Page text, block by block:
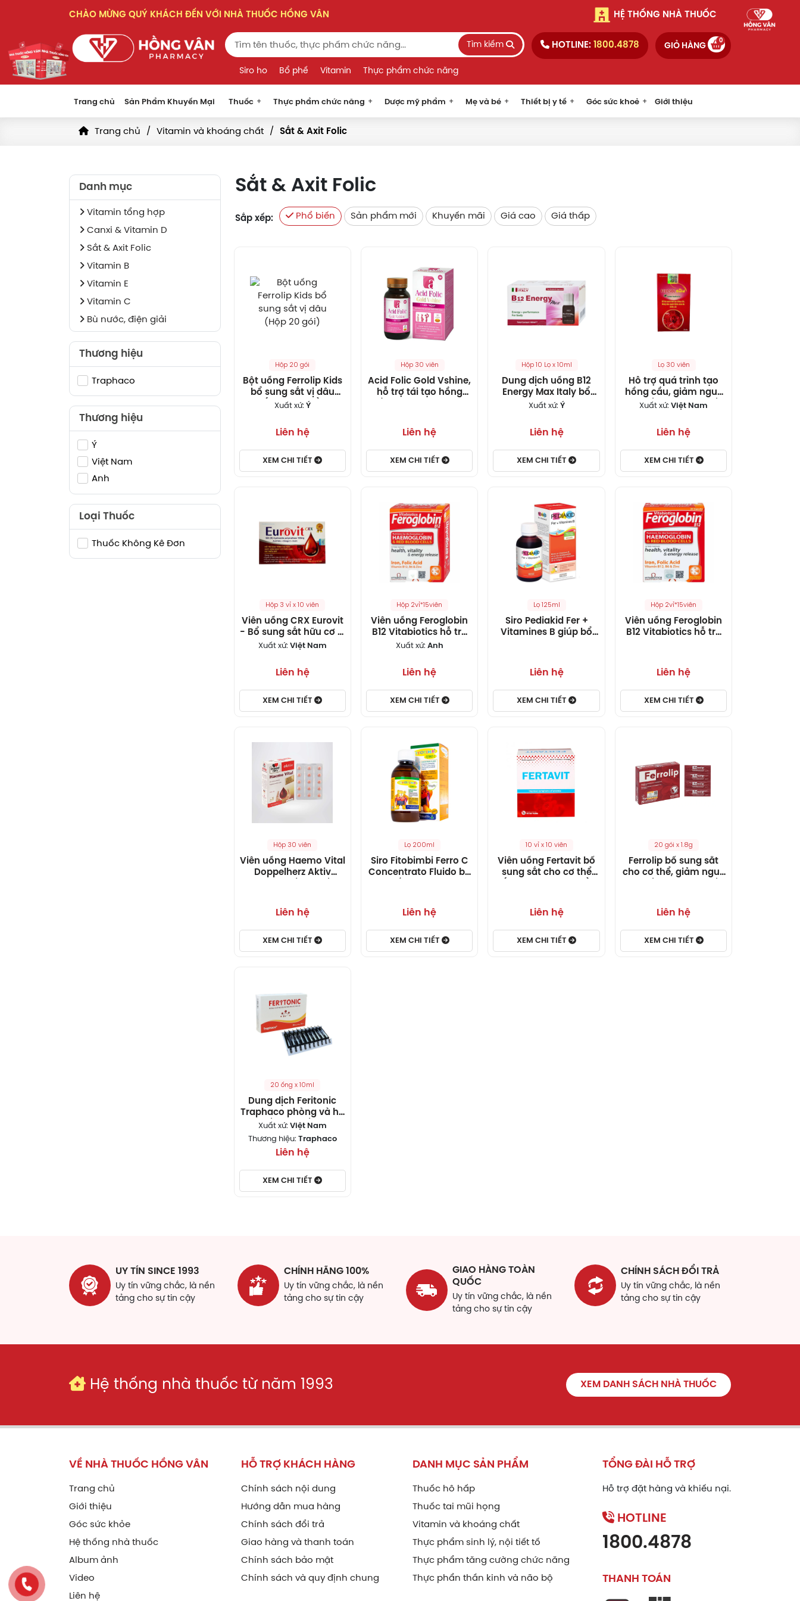
CHÀO MỪNG QUÝ KHÁCH ĐẾN VỚI NHÀ THUỐC HỒNG VÂN HỆ THỐNG NHÀ THUỐC
Tìm kiếm
Siro ho Bổ phế Vitamin Thực phẩm chức năng
HOTLINE: 1800.4878 GIỎ HÀNG
0
Trang chủ Sản Phẩm Khuyến Mại Thuốc Thực phẩm chức năng Dược mỹ phẩm Mẹ và bé Thiết bị y tế Góc sức khoẻ Giới thiệu
Trang chủ Vitamin và khoáng chất Sắt & Axit Folic
Sắt & Axit Folic
Sắp xếp: Phổ biến Sản phẩm mới Khuyến mãi Giá cao Giá thấp
Hộp 20 gói
Bột uống Ferrolip Kids
bổ sung sắt vị dâu
(Hộp 20 gói)
Xuất xứ: Ý
Liên hệ
XEM CHI TIẾT
Hộp 30 viên
Acid Folic Gold Vshine,
hỗ trợ tái tạo hồng
Liên hệ
XEM CHI TIẾT
Hộp 10 Lọ x 10ml
Dung dịch uống B12
Energy Max Italy bổ
sung acid amin và
(10 lọ x 10ml)
Xuất xứ: Ý
Liên hệ
XEM CHI TIẾT
Lọ 30 viên
Hỗ trợ quá trình tạo
hồng cầu, giảm nguy
cơ thiếu máu do thiếu
Xuất xứ: Việt Nam
Liên hệ
XEM CHI TIẾT
Hộp 3 vỉ x 10 viên
Viên uống CRX Eurovit
- Bổ sung sắt hữu cơ &
acid folic
Xuất xứ: Việt Nam
Liên hệ
XEM CHI TIẾT
Hộp 2vỉ*15viên
Viên uống Feroglobin
B12 Vitabiotics hỗ trợ
tăng khả năng tạo
khỏe (30 viên)
Xuất xứ: Anh
Liên hệ
XEM CHI TIẾT
Lọ 125ml
Siro Pediakid Fer +
Vitamines B giúp bổ
Liên hệ
XEM CHI TIẾT
Hộp 2vỉ*15viên
Viên uống Feroglobin
B12 Vitabiotics hỗ trợ
khỏe
Liên hệ
XEM CHI TIẾT
Hộp 30 viên
Viên uống Haemo Vital
Doppelherz Aktiv
x 15 viên)
Liên hệ
XEM CHI TIẾT
Lọ 200ml
Siro Fitobimbi Ferro C
Concentrato Fluido bổ
Liên hệ
XEM CHI TIẾT
10 vỉ x 10 viên
Viên uống Fertavit bổ
sung sắt cho cơ thể
Liên hệ
XEM CHI TIẾT
20 gói x 1.8g
Ferrolip bổ sung sắt
cho cơ thể, giảm nguy
Liên hệ
XEM CHI TIẾT
20 ống x 10ml
Dung dịch Feritonic
Traphaco phòng và hỗ
trợ điều trị thiếu máu
do thiếu sắt (20 ống x
10ml)
Xuất xứ: Việt Nam
Thương hiệu: Traphaco
Liên hệ
XEM CHI TIẾT
Danh mục
Vitamin tổng hợp
Canxi & Vitamin D
Sắt & Axit Folic
Vitamin B
Vitamin E
Vitamin C
Bù nước, điện giải
Thương hiệu
Traphaco
Thương hiệu
Ý
Việt Nam
Anh
Loại Thuốc
Thuốc Không Kê Đơn
UY TÍN SINCE 1993
Uy tín vững chắc, là nền
tảng cho sự tin cậy
CHÍNH HÃNG 100%
Uy tín vững chắc, là nền
tảng cho sự tin cậy
GIAO HÀNG TOÀN
QUỐC
Uy tín vững chắc, là nền
tảng cho sự tin cậy
CHÍNH SÁCH ĐỔI TRẢ
Uy tín vững chắc, là nền
tảng cho sự tin cậy
Hệ thống nhà thuốc từ năm 1993 XEM DANH SÁCH NHÀ THUỐC
VỀ NHÀ THUỐC HỒNG VÂN
Trang chủ
Giới thiệu
Góc sức khỏe
Hệ thống nhà thuốc
Album ảnh
Video
Liên hệ
HỖ TRỢ KHÁCH HÀNG
Chính sách nội dung
Hướng dẫn mua hàng
Chính sách đổi trả
Giao hàng và thanh toán
Chính sách bảo mật
Chính sách và quy định chung
DANH MỤC SẢN PHẨM
Thuốc hô hấp
Thuốc tai mũi họng
Vitamin và khoáng chất
Thực phẩm sinh lý, nội tiết tố
Thực phẩm tăng cường chức năng
Thực phẩn thần kinh và não bộ
TỔNG ĐÀI HỖ TRỢ
Hỗ trợ đặt hàng và khiếu nại.
HOTLINE
1800.4878
THANH TOÁN